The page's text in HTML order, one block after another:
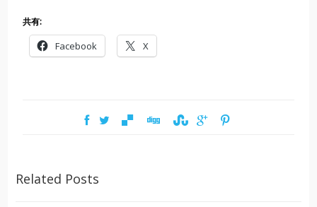
共有:
Facebook X
Related Posts